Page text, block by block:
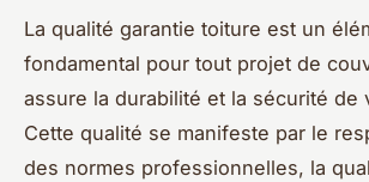
La qualité garantie toiture est un
fondamental pour tout projet de
assure la durabilité et la sécurité de
Cette qualité se manifeste par le
des normes professionnelles, la